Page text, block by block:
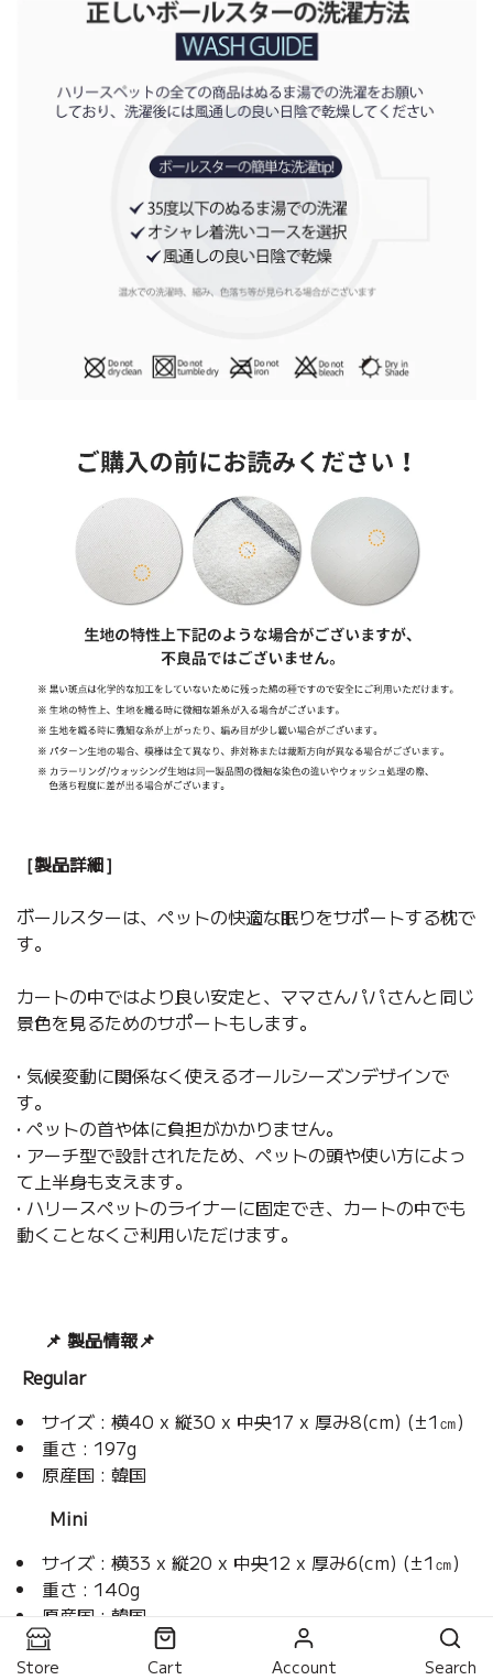
［製品詳細］
ボールスターは、ペットの快適な眠りをサポートする枕で
す。
カートの中ではより良い安定と、ママさんパパさんと同じ
景色を見るためのサポートもします。
• 気候変動に関係なく使えるオールシーズンデザインで
す。
• ペットの首や体に負担がかかりません。
• アーチ型で設計されたため、ペットの頭や使い方によっ
て上半身も支えます。
• ハリースペットのライナーに固定でき、カートの中でも
動くことなくご利用いただけます。
📌 製品情報📌
Regular
サイズ : 横40 x 縦30 x 中央17 x 厚み8(cm) (±1㎝)
重さ : 197g
原産国 : 韓国
Mini
サイズ : 横33 x 縦20 x 中央12 x 厚み6(cm) (±1㎝)
重さ : 140g
原産国 : 韓国
Store Cart Account Search